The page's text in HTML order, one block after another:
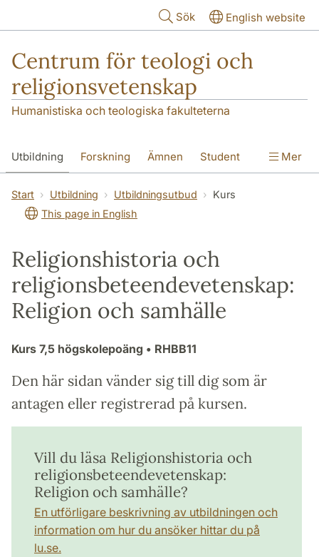
Sök English website
Centrum för teologi och
religionsvetenskap
Humanistiska och teologiska fakulteterna
Utbildning Forskning Ämnen Student
Institutionen
Mer
Start Utbildning Utbildningsutbud
Kurs
This page in English
Religionshistoria och
religionsbeteendevetenskap:
Religion och samhälle
Kurs 7,5 högskolepoäng • RHBB11
Den här sidan vänder sig till dig som är
antagen eller registrerad på kursen.
Vill du läsa Religionshistoria och
religionsbeteendevetenskap:
Religion och samhälle?
En utförligare beskrivning av utbildningen och
information om hur du ansöker hittar du på
lu.se.